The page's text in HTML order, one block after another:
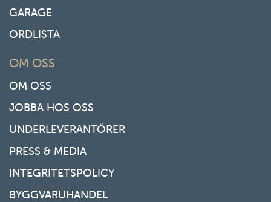
GARAGE
ORDLISTA
OM OSS
OM OSS
JOBBA HOS OSS
UNDERLEVERANTÖRER
PRESS & MEDIA
INTEGRITETSPOLICY
BYGGVARUHANDEL